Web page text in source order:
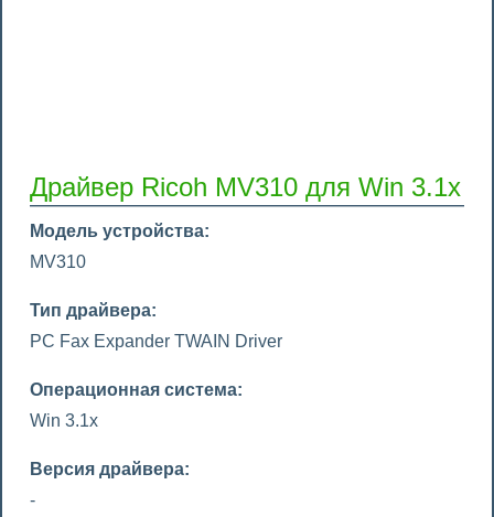
Драйвер Ricoh MV310 для Win 3.1x
Модель устройства:
MV310
Тип драйвера:
PC Fax Expander TWAIN Driver
Операционная система:
Win 3.1x
Версия драйвера:
-